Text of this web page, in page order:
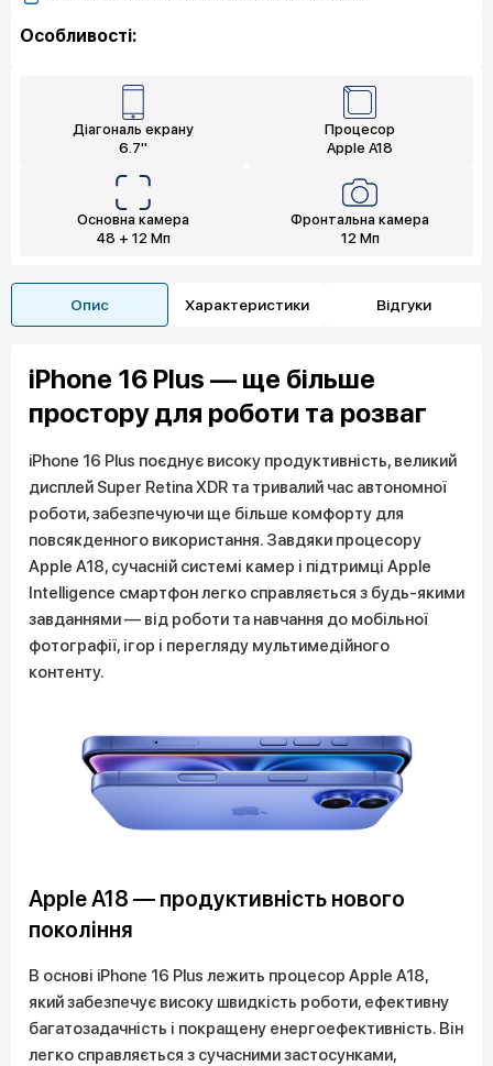
Особливості:
Діагональ екрану
6.7"
Процесор
Apple A18
Основна камера
48 + 12 Мп
Фронтальна камера
12 Мп
Опис Характеристики Відгуки
iPhone 16 Plus — ще більше
простору для роботи та розваг
iPhone 16 Plus поєднує високу продуктивність, великий
дисплей Super Retina XDR та тривалий час автономної
роботи, забезпечуючи ще більше комфорту для
повсякденного використання. Завдяки процесору
Apple A18, сучасній системі камер і підтримці Apple
Intelligence смартфон легко справляється з будь-якими
завданнями — від роботи та навчання до мобільної
фотографії, ігор і перегляду мультимедійного
контенту.
Apple A18 — продуктивність нового
покоління
В основі iPhone 16 Plus лежить процесор Apple A18,
який забезпечує високу швидкість роботи, ефективну
багатозадачність і покращену енергоефективність. Він
легко справляється з сучасними застосунками,